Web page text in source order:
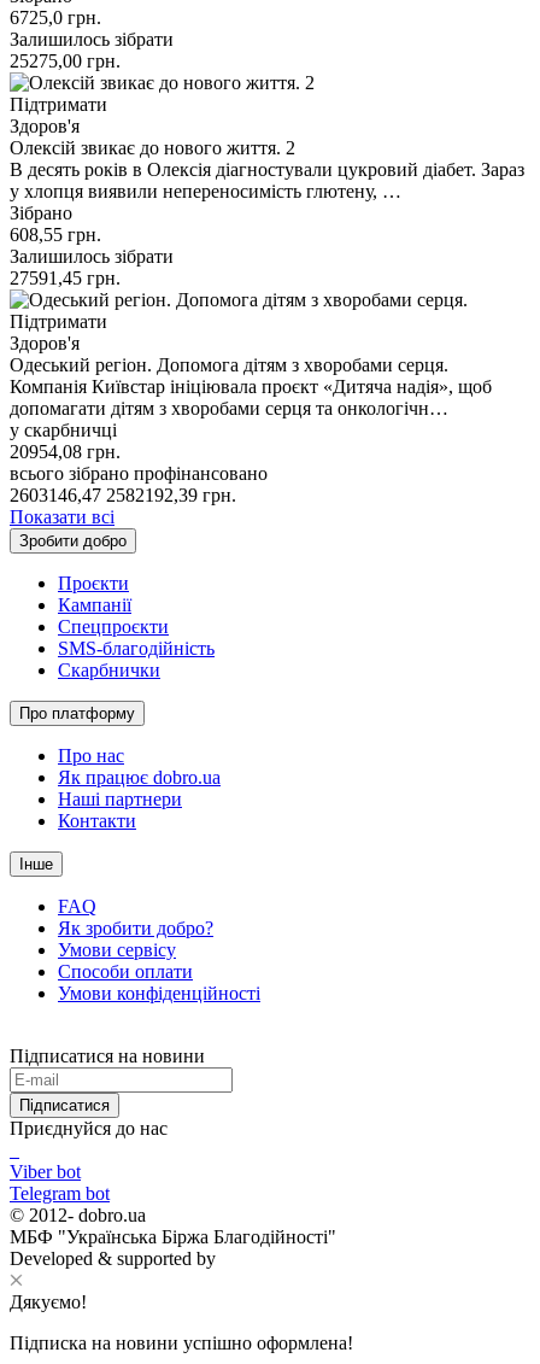
6725,0 грн.
Залишилось зібрати
25275,00 грн.
Підтримати
Здоров'я
Олексій звикає до нового життя. 2
В десять років в Олексія діагностували цукровий діабет. Зараз
у хлопця виявили непереносимість глютену, …
Зібрано
608,55 грн.
Залишилось зібрати
27591,45 грн.
Підтримати
Здоров'я
Одеський регіон. Допомога дітям з хворобами серця.
Компанія Київстар ініціювала проєкт «Дитяча надія», щоб
допомагати дітям з хворобами серця та онкологічн…
у скарбничці
20954,08 грн.
всього зібрано профінансовано
2603146,47 2582192,39 грн.
Показати всі
Зробити добро
Проєкти
Кампанії
Спецпроєкти
SMS-благодійність
Скарбнички
Про платформу
Про нас
Як працює dobro.ua
Наші партнери
Контакти
Інше
FAQ
Як зробити добро?
Умови сервісу
Способи оплати
Умови конфіденційності
Підписатися на новини
Підписатися
Приєднуйся до нас
Viber bot
Telegram bot
© 2012- dobro.ua
МБФ "Українська Біржа Благодійності"
Developed & supported by
Дякуємо!
Підписка на новини успішно оформлена!